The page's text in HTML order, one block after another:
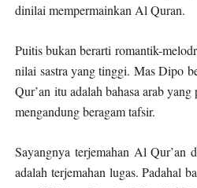
dinilai mempermainkan Al Quran.
Puitis bukan berarti romantik-
nilai sastra yang tinggi. Mas Dipo
Qur’an itu adalah bahasa arab
mengandung beragam tafsir.
Sayangnya terjemahan Al Qur’an
adalah terjemahan lugas. Padahal